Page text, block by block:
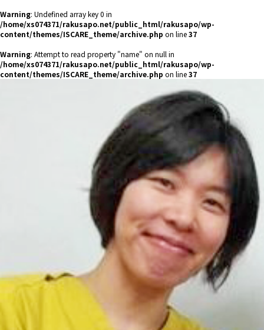
Warning: Undefined array key 0 in
/home/xs074371/rakusapo.net/public_html/rakusapo/wp-
content/themes/ISCARE_theme/archive.php on line37
Warning: Attempt to read property "name" on null in
/home/xs074371/rakusapo.net/public_html/rakusapo/wp-
content/themes/ISCARE_theme/archive.php on line37